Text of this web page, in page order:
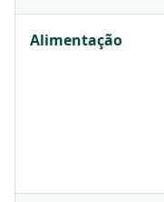
Alimentação